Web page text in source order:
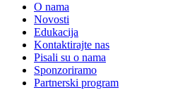
O nama
Novosti
Edukacija
Kontaktirajte nas
Pisali su o nama
Sponzoriramo
Partnerski program